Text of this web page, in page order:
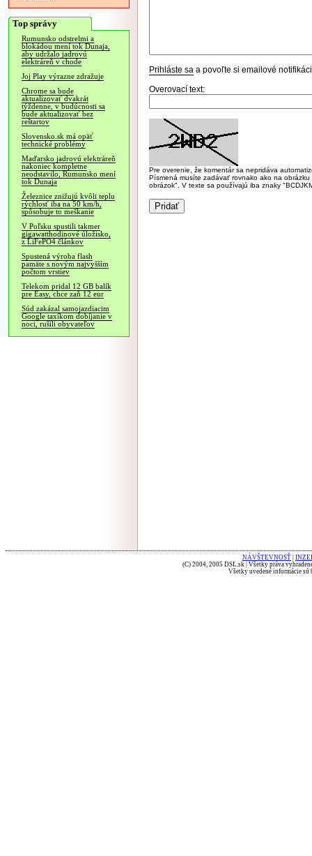
Top správy
Rumunsko odstrelmi a
blokádou mení tok Dunaja,
aby udržalo jadrovú
elektráreň v chode
Joj Play výrazne zdražuje
Chrome sa bude
aktualizovať dvakrát
týždenne, v budúcnosti sa
bude aktualizovať bez
reštartov
Slovensko.sk má opäť
technické problémy
Maďarsko jadrovú elektráreň
nakoniec kompletne
neodstavilo, Rumunsko mení
tok Dunaja
Železnice znižujú kvôli teplu
rýchlosť iba na 50 km/h,
spôsobuje to meškanie
V Poľsku spustili takmer
gigawatthodinové úložisko,
z LiFePO4 článkov
Spustená výroba flash
pamäte s novým najvyšším
počtom vrstiev
Telekom pridal 12 GB balík
pre Easy, chce zaň 12 eur
Súd zakázal samojazdiacim
Google taxíkom dobíjanie v
noci, rušili obyvateľov
Prihláste sa a povoľte si emailové
Overovací text:
Pre overenie, že komentár sa nepridáva
Písmená musíte zadávať rovnako ako na
obrázok". V texte sa používajú iba znaky
NÁVŠTEVNOSŤ
(C) 2004, 2005 DSL.sk | Všetky práva
Všetky uvedené informácie sú